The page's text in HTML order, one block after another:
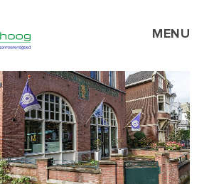
MENU